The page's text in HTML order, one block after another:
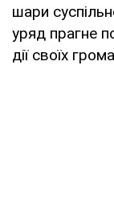
шари
уряд прагне
дії своїх